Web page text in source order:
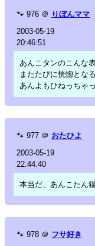
🐾 976 ＠ りぼんママ
2003-05-19
20:46:51
あんこタンのこんな
またたびに恍惚とな
あんよもひねっちゃ
🐾 977 ＠ おたひよ
2003-05-19
22:44:40
本当だ、あんこたん
🐾 978 ＠ フサ好き